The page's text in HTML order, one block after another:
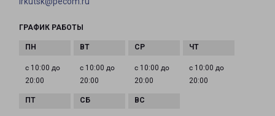
ГРАФИК РАБОТЫ
с 10:00 до
20:00
с 10:00 до
20:00
с 10:00 до
20:00
с 10:00 до
20:00